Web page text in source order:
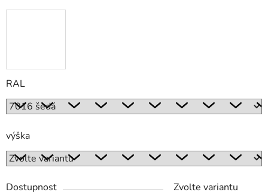
RAL
výška
Dostupnost
Zvolte variantu